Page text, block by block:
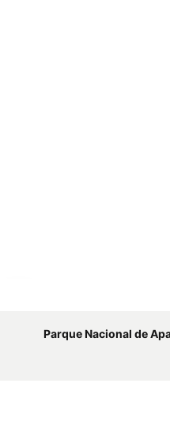
Parque Nacional de Aparados da